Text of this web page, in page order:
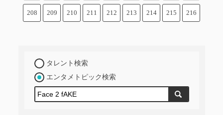
208 209 210 211 212 213 214 215 216
タレント検索
エンタメトピック検索